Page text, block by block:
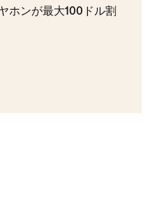
ホンが最大100ドル割